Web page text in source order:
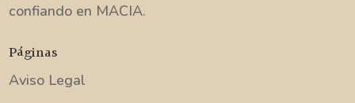
confiando en MACIA.
Páginas
Aviso Legal